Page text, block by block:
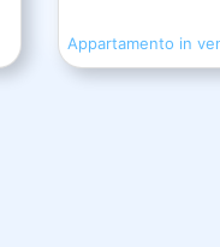
Appartamento in